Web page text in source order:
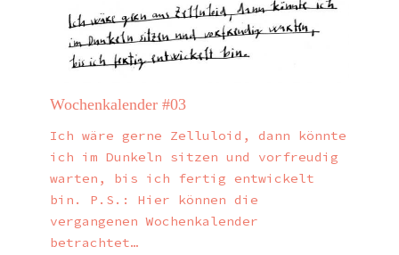
Wochenkalender #03
Ich wäre gerne Zelluloid, dann könnte
ich im Dunkeln sitzen und vorfreudig
warten, bis ich fertig entwickelt
bin. P.S.: Hier können die
vergangenen Wochenkalender
betrachtet…